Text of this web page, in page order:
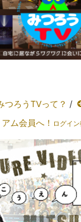
つろうTVって？ /
ム会員へ！ ログイ